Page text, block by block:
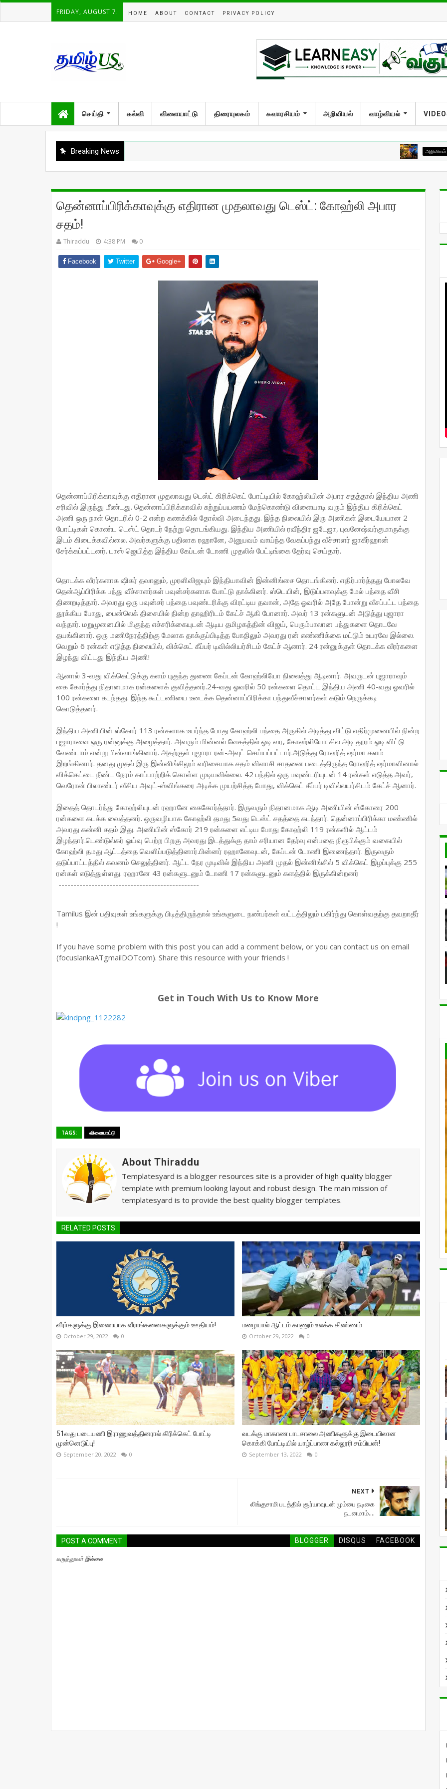
FRIDAY, AUGUST 7. HOME ABOUT CONTACT PRIVACY POLICY
செய்தி கல்வி விளையாட்டு திரையுலகம் சுவாரசியம் அறிவியல் வாழ்வியல்
Breaking News அறிவியல் தேவை
தென்னாப்பிரிக்காவுக்கு எதிரான முதலாவது டெஸ்ட்: கோஹ்லி அபார
சதம்!
Thiraddu 4:38 PM 0
Facebook Twitter Google+
தென்னாப்பிரிக்காவுக்கு எதிரான முதலாவது டெஸ்ட் கிரிக்கெட் போட்டியில் கோஹ்லியின் அபார சதத்தால் இந்திய அணி
சரிவில் இருந்து மீண்டது. தென்னாப்பிரிக்காவில் சுற்றுப்பயணம் மேற்கொண்டு விளையாடி வரும் இந்திய கிரிக்கெட்
அணி ஒரு நாள் தொடரில் 0-2 என்ற கணக்கில் தோல்வி அடைந்தது. இந்த நிலையில் இரு அணிகள் இடையேயான 2
போட்டிகள் கொண்ட டெஸ்ட் தொடர் நேற்று தொடங்கியது. இந்திய அணியில் ரவீந்திர ஜடேஜா, புவனேஷ்வர்குமாருக்கு
இடம் கிடைக்கவில்லை. அவர்களுக்கு பதிலாக ரஹானே, அனுபவம் வாய்ந்த வேகப்பந்து வீச்சாளர் ஜாகீர்ஹான்
சேர்க்கப்பட்டனர். டாஸ் ஜெயித்த இந்திய கேப்டன் டோணி முதலில் பேட்டிங்கை தேர்வு செய்தார்.
தொடக்க வீரர்களாக ஷிகர் தவானும், முரளிவிஜயும் இந்தியாவின் இன்னிங்சை தொடங்கினர். எதிர்பார்த்தது போலவே
தென்ஆப்பிரிக்க பந்து வீச்சாளர்கள் பவுன்சர்களாக போட்டு தாக்கினர். ஸ்டெயின், இடுப்பளவுக்கு மேல் பந்தை வீசி
திணறடித்தார். அவரது ஒரு பவுன்சர் பந்தை பவுண்டரிக்கு விரட்டிய தவான், அதே ஓவரில் அதே போன்று வீசப்பட்ட பந்தை
தூக்கிய போது, பைன்லெக் திசையில் நின்ற தாஹிரிடம் கேட்ச் ஆகி போனார். அவர் 13 ரன்களுடன் அடுத்து புஜாரா
வந்தார். மறுமுனையில் மிகுந்த எச்சரிக்கையுடன் ஆடிய தமிழகத்தின் விஜய், பெரும்பாலான பந்துகளை தொடவே
தயங்கினார். ஒரு மணிநேரத்திற்கு மேலாக தாக்குப்பிடித்த போதிலும் அவரது ரன் எண்ணிக்கை மட்டும் உயரவே இல்லை.
வெறும் 6 ரன்கள் எடுத்த நிலையில், விக்கெட் கீப்பர் டிவில்லியர்சிடம் கேட்ச் ஆனார். 24 ரன்னுக்குள் தொடக்க வீரர்களை
இழந்து விட்டது இந்திய அணி!
ஆனால் 3-வது விக்கெட்டுக்கு களம் புகுந்த துணை கேப்டன் கோஹ்லியோ நிலைத்து ஆடினார். அவருடன் புஜாராவும்
கை கோர்த்து நிதானமாக ரன்களைக் குவித்தனர்.24-வது ஓவரில் 50 ரன்களை தொட்ட இந்திய அணி 40-வது ஓவரில்
100 ரன்களை கடந்தது. இந்த கூட்டணியை உடைக்க தென்னாப்பிரிக்கா பந்துவீச்சாளர்கள் கடும் நெருக்கடி
கொடுத்தனர்.
இந்திய அணியின் ஸ்கோர் 113 ரன்களாக உயர்ந்த போது கோஹ்லி பந்தை அருகில் அடித்து விட்டு எதிர்முனையில் நின்ற
புஜாராவை ஒரு ரன்னுக்கு அழைத்தார். அவரும் மின்னல் வேகத்தில் ஓடி வர, கோஹ்லியோ சில அடி தூரம் ஓடி விட்டு
வேண்டாம் என்று பின்வாங்கினார். அதற்குள் புஜாரா ரன்-அவுட் செய்யப்பட்டார்.அடுத்து ரோஹித் ஷர்மா களம்
இறங்கினார். தனது முதல் இரு இன்னிங்சிலும் வரிசையாக சதம் விளாசி சாதனை படைத்திருந்த ரோஹித் ஷர்மாவினால்
விக்கெட்டை நீண்ட நேரம் காப்பாற்றிக் கொள்ள முடியவில்லை. 42 பந்தில் ஒரு பவுண்டரியுடன் 14 ரன்கள் எடுத்த அவர்,
வெரோன் பிலாண்டர் வீசிய அவுட்-ஸ்விங்கரை அடிக்க முயற்சித்த போது, விக்கெட் கீப்பர் டிவில்லயர்சிடம் கேட்ச் ஆனார்.
இதைத் தொடர்ந்து கோஹ்லியுடன் ரஹானே கைகோர்த்தார். இருவரும் நிதானமாக ஆடி அணியின் ஸ்கோரை 200
ரன்களை கடக்க வைத்தனர். ஒருவழியாக கோஹ்லி தமது 5வது டெஸ்ட் சதத்தை கடந்தார். தென்னாப்பிரிக்கா மண்ணில்
அவரது கன்னி சதம் இது. அணியின் ஸ்கோர் 219 ரன்களை எட்டிய போது கோஹ்லி 119 ரன்களில் ஆட்டம்
இழந்தார்.டெண்டுல்கர் ஓய்வு பெற்ற பிறகு அவரது இடத்துக்கு தாம் சரியான தேர்வு என்பதை நிரூபிக்கும் வகையில்
கோஹ்லி தமது ஆட்டத்தை வெளிப்படுத்தினார்.பின்னர் ரஹானேவுடன், கேப்டன் டோணி இணைந்தார். இருவரும்
தடுப்பாட்டத்தில் கவனம் செலுத்தினர். ஆட்ட நேர முடிவில் இந்திய அணி முதல் இன்னிங்சில் 5 விக்கெட் இழப்புக்கு 255
ரன்கள் எடுத்துள்ளது. ரஹானே 43 ரன்களுடனும் டோணி 17 ரன்களுடனும் களத்தில் இருக்கின்றனர்
-----------------------------------------------
Tamilus இன் பதிவுகள் உங்களுக்கு பிடித்திருந்தால் உங்களுடை நண்பர்கள் வட்டத்திலும் பகிர்ந்து கொள்வதற்கு தவறாதீர்
!
If you have some problem with this post you can add a comment below, or you can contact us on email
(focuslankaATgmailDOTcom). Share this resource with your friends !
Get in Touch With Us to Know More
TAGS: விளையாட்டு
About Thiraddu
Templatesyard is a blogger resources site is a provider of high quality blogger
template with premium looking layout and robust design. The main mission of
templatesyard is to provide the best quality blogger templates.
RELATED POSTS
வீரா்களுக்கு இணையாக வீராங்கனைகளுக்கும் ஊதியம்!
October 29, 2022 0
மழையால் ஆட்டம் காணும் உலக்க கிண்ணம்
October 29, 2022 0
51வது படையணி இராணுவத்தினரால் கிரிக்கெட் போட்டி
முன்னெடுப்பு!
September 20, 2022 0
வடக்கு மாகாண பாடசாலை அணிகளுக்கு இடையிலான
கொக்கி போட்டியில் யாழ்ப்பாண கல்லூரி சம்பியன்!
September 13, 2022 0
NEXT
லிங்குசாமி படத்தில் சூர்யாவுடன் மும்பை நடிகை
நடனமாம்....
POST A COMMENT BLOGGER DISQUS FACEBOOK
கருத்துகள் இல்லை